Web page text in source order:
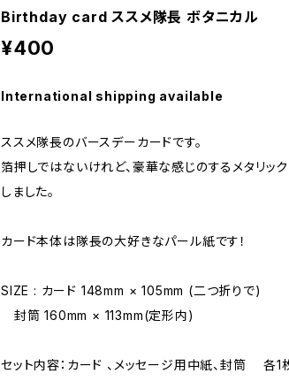
Birthday card ススメ隊長 ボタニカル
¥400
International shipping available
ススメ隊長のバースデーカードです。
箔押しではないけれど、豪華な感じのするメタリッ
しました。
カード本体は隊長の大好きなパール紙です！
SIZE : カード 148mm × 105mm (二つ折りで)
封筒 160mm × 113mm(定形内)
セット内容：カード 、メッセージ用中紙、封筒 各